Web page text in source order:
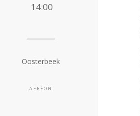
14:00
Oosterbeek
AERÉON